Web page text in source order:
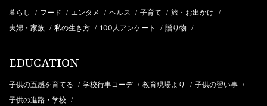
暮らし / フード / エンタメ / ヘルス / 子育て / 旅・お出かけ /
夫婦・家族 / 私の生き方 / 100人アンケート / 贈り物 /
EDUCATION
子供の五感を育てる / 学校行事コーデ / 教育現場より / 子供の習い事 /
子供の進路・学校 /